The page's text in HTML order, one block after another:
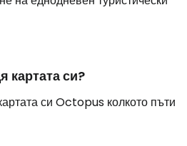
картата си?
си Octopus колкото пъти